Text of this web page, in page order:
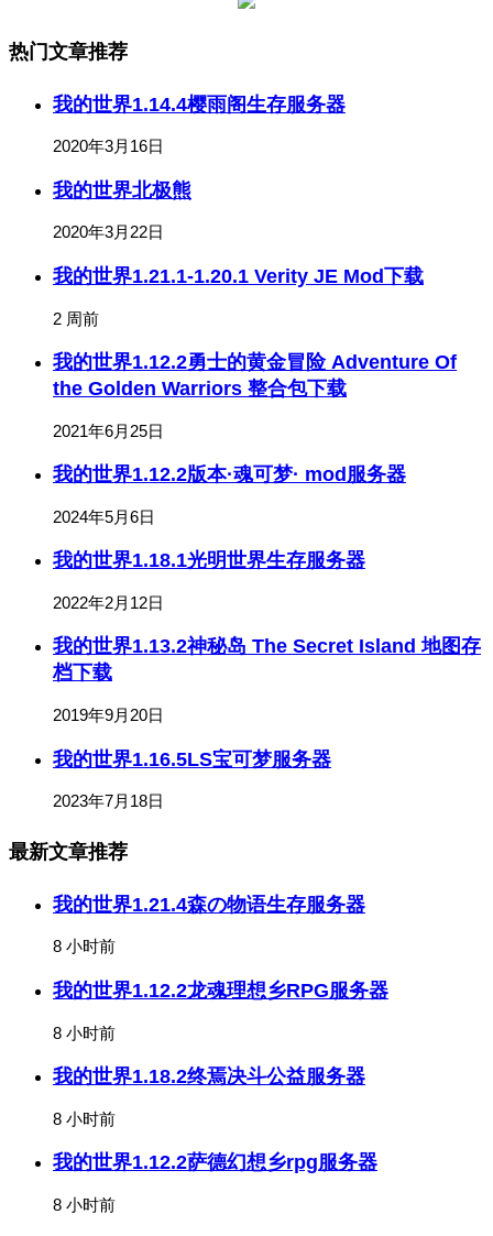
热门文章推荐
我的世界1.14.4樱雨阁生存服务器
2020年3月16日
我的世界北极熊
2020年3月22日
我的世界1.21.1-1.20.1 Verity JE Mod下载
2 周前
我的世界1.12.2勇士的黄金冒险 Adventure Of
the Golden Warriors 整合包下载
2021年6月25日
我的世界1.12.2版本·魂可梦· mod服务器
2024年5月6日
我的世界1.18.1光明世界生存服务器
2022年2月12日
我的世界1.13.2神秘岛 The Secret Island 地图存
档下载
2019年9月20日
我的世界1.16.5LS宝可梦服务器
2023年7月18日
最新文章推荐
我的世界1.21.4森の物语生存服务器
8 小时前
我的世界1.12.2龙魂理想乡RPG服务器
8 小时前
我的世界1.18.2终焉决斗公益服务器
8 小时前
我的世界1.12.2萨德幻想乡rpg服务器
8 小时前